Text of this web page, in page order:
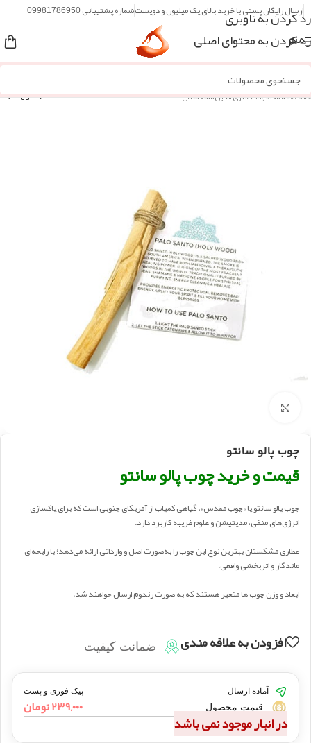
رد کردن به ناوبری
رد کردن به محتوای اصلی
ارسال رایگان پستی با خرید بالای یک میلیون و دویستشماره پشتیبانی 09981786950
منو
خانه/همه محصولات عطاری آنلاین مُشکستان
چوب پالو سانتو
قیمت و خرید چوب پالو سانتو
چوب پالو سانتو یا «چوب مقدس»، گیاهی کمیاب از آمریکای جنوبی است که برای پاکسازی
انرژی‌های منفی، مدیتیشن و علوم غریبه کاربرد دارد.
عطاری مشکستان بهترین نوع این چوب را به‌صورت اصل و وارداتی ارائه می‌دهد؛ با رایحه‌ای
ماندگار و اثربخشی واقعی.
ابعاد و وزن چوب ها متغیر هستند که به صورت رندوم ارسال خواهند شد.
افزودن به علاقه مندی ضمانت کیفیت
آماده ارسال پیک فوری و پست
قیمت محصول ۲۳۹,۰۰۰تومان
در انبار موجود نمی باشد